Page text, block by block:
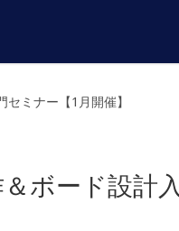
ミナー【1月開催】
ボード設計